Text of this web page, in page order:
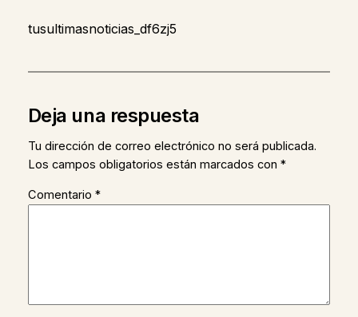
tusultimasnoticias_df6zj5
Deja una respuesta
Tu dirección de correo electrónico no será publicada.
Los campos obligatorios están marcados con *
Comentario *